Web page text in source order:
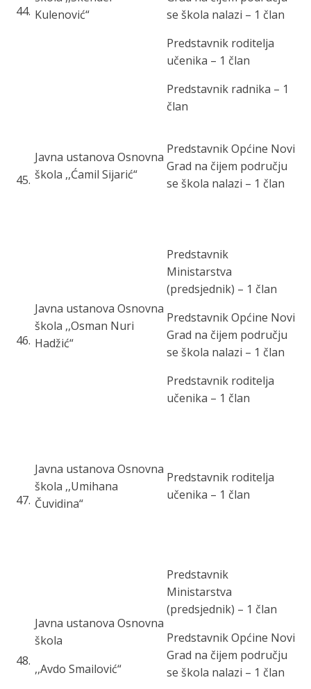
44. Kulenović“
se škola nalazi – 1 član
Predstavnik roditelja
učenika – 1 član
Predstavnik radnika – 1
član
45.
Javna ustanova Osnovna
škola ,,Ćamil Sijarić“
Predstavnik Općine Novi
Grad na čijem području
se škola nalazi – 1 član
46.
Javna ustanova Osnovna
škola ,,Osman Nuri
Hadžić“
Predstavnik
Ministarstva
(predsjednik) – 1 član
Predstavnik Općine Novi
Grad na čijem području
se škola nalazi – 1 član
Predstavnik roditelja
učenika – 1 član
47.
Javna ustanova Osnovna
škola ,,Umihana
Čuvidina“
Predstavnik roditelja
učenika – 1 član
48.
Javna ustanova Osnovna
škola
,,Avdo Smailović“
Predstavnik
Ministarstva
(predsjednik) – 1 član
Predstavnik Općine Novi
Grad na čijem području
se škola nalazi – 1 član